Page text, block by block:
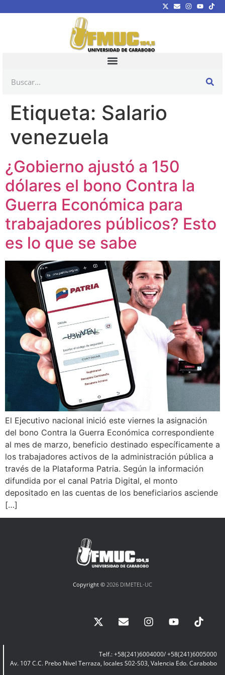
Etiqueta: Salario
venezuela
¿Gobierno ajustó a 150
dólares el bono Contra la
Guerra Económica para
trabajadores públicos? Esto
es lo que se sabe
El Ejecutivo nacional inició este viernes la asignación
del bono Contra la Guerra Económica correspondiente
al mes de marzo, beneficio destinado específicamente a
los trabajadores activos de la administración pública a
través de la Plataforma Patria. Según la información
difundida por el canal Patria Digital, el monto
depositado en las cuentas de los beneficiarios asciende
[…]
Copyright © 2026 DIMETEL-UC
Telf.: +58(241)6004000/ +58(241)6005000
Av. 107 C.C. Prebo Nivel Terraza, locales S02-S03, Valencia Edo. Carabobo